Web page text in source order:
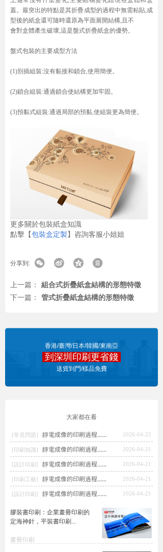
蓋。最突出的特點是其折疊成型的過程中無需粘貼,成
型後的紙盒還可隨時還原為平面展開結構,且不
會對盒體產生破壞,這是盤式折疊紙盒的優勢。
盤式包裝的主要成型方法
(1)別插組裝:沒有黏接和鎖合,使用簡便。
(2)鎖合組裝:通過鎖合使結構更加牢固。
(3)預黏式組裝:通過局部的預黏,使組裝更為簡便。
更多關於包裝紙盒知識
點擊【包裝盒定製 】咨詢客服小姐姐
分享到:
上一篇：
組合式折疊紙盒結構的形態特徵
下一篇：
管式折疊紙盒結構的形態特徵
點擊報價
香港/臺灣/日本/韓國/東南亞
到深圳印刷更省錢
送貨到門/樣品免費
膠裝書印刷：企業畫冊印刷的
定海神針，平裝書印刷...
畫冊印刷
大家都在看
[常見問題] 靜電成像的印刷過程...... 2026-04-22
[印刷知識] 靜電成像的印刷過程...... 2026-04-21
[設計印刷] 靜電成像的印刷過程...... 2026-04-21
[印刷工藝] 靜電成像的印刷過程...... 2026-04-21
[設計印刷] 靜電成像的印刷過程...... 2026-04-21